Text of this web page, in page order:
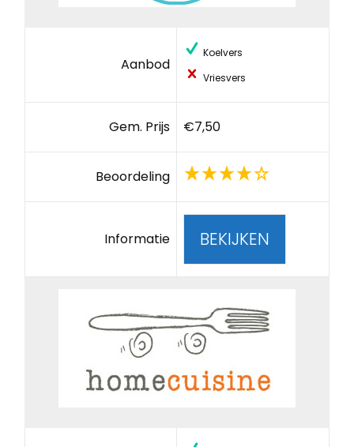
Aanbod
Koelvers
Vriesvers
Gem. Prijs €7,50
Beoordeling
Informatie BEKIJKEN